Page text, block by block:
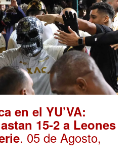
en el YU’VA:
15-2 a Leones
. 05 de Agosto,